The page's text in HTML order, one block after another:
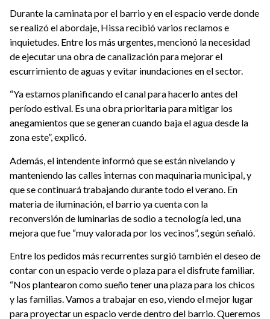
Durante la caminata por el barrio y en el espacio verde donde
se realizó el abordaje, Hissa recibió varios reclamos e
inquietudes. Entre los más urgentes, mencionó la necesidad
de ejecutar una obra de canalización para mejorar el
escurrimiento de aguas y evitar inundaciones en el sector.
“Ya estamos planificando el canal para hacerlo antes del
período estival. Es una obra prioritaria para mitigar los
anegamientos que se generan cuando baja el agua desde la
zona este”, explicó.
Además, el intendente informó que se están nivelando y
manteniendo las calles internas con maquinaria municipal, y
que se continuará trabajando durante todo el verano. En
materia de iluminación, el barrio ya cuenta con la
reconversión de luminarias de sodio a tecnología led, una
mejora que fue “muy valorada por los vecinos”, según señaló.
Entre los pedidos más recurrentes surgió también el deseo de
contar con un espacio verde o plaza para el disfrute familiar.
“Nos plantearon como sueño tener una plaza para los chicos
y las familias. Vamos a trabajar en eso, viendo el mejor lugar
para proyectar un espacio verde dentro del barrio. Queremos